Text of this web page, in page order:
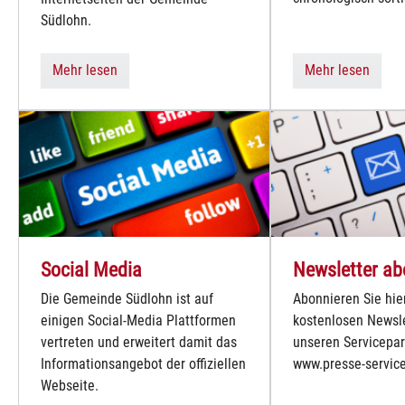
Südlohn.
Mehr lesen Mehr lesen
Social Media
Die Gemeinde Südlohn ist auf
einigen Social-Media Plattformen
vertreten und erweitert damit das
Informationsangebot der offiziellen
Webseite.
Newsletter
Abonnieren Sie
kostenlosen
unseren
www.presse-